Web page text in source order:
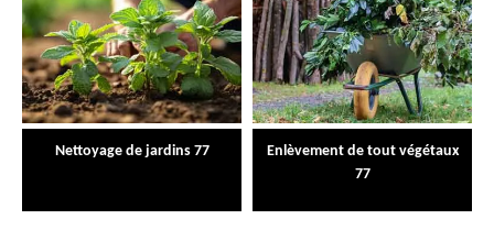
Nettoyage de jardins 77
Enlèvement de tout végétaux
77